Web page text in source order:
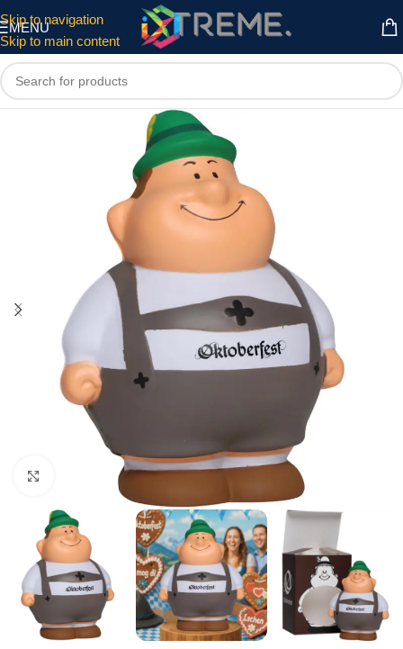
Skip to navigation
Skip to main content
MENU
Click to enlarge